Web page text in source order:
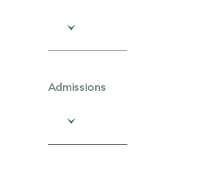
Admissions